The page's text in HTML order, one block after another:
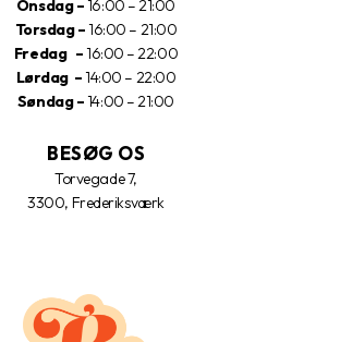
Onsdag –16:00 – 21:00
Torsdag –16:00 – 21:00
Fredag –16:00 – 22:00
Lørdag –14:00 – 22:00
Søndag –14:00 – 21:00
BESØG OS
Torvegade 7,
3300, Frederiksværk